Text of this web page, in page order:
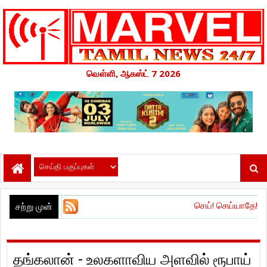
வெள்ளி, ஆகஸ்ட் 7 2026
சற்று முன் செய்! செய்யாதே!’ இசை மற்றும்
தங்கலான் - உலகளாவிய அளவில் ரூபாய்